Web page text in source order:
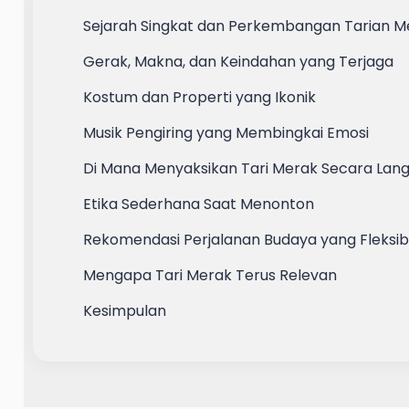
Sejarah Singkat dan Perkembangan Tarian
Gerak, Makna, dan Keindahan yang Terjaga
Kostum dan Properti yang Ikonik
Musik Pengiring yang Membingkai Emosi
Di Mana Menyaksikan Tari Merak Secara
Etika Sederhana Saat Menonton
Rekomendasi Perjalanan Budaya yang
Mengapa Tari Merak Terus Relevan
Kesimpulan